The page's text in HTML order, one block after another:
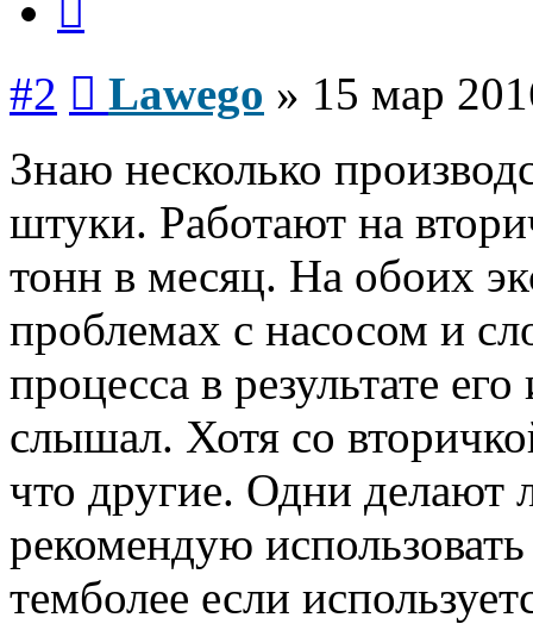
#2 Lawego » 15 мар
Знаю несколько
штуки. Работают на
тонн в месяц. На обоих
проблемах с насосом и
процесса в результате
слышал. Хотя со
что другие. Одни делают
рекомендую
темболее если